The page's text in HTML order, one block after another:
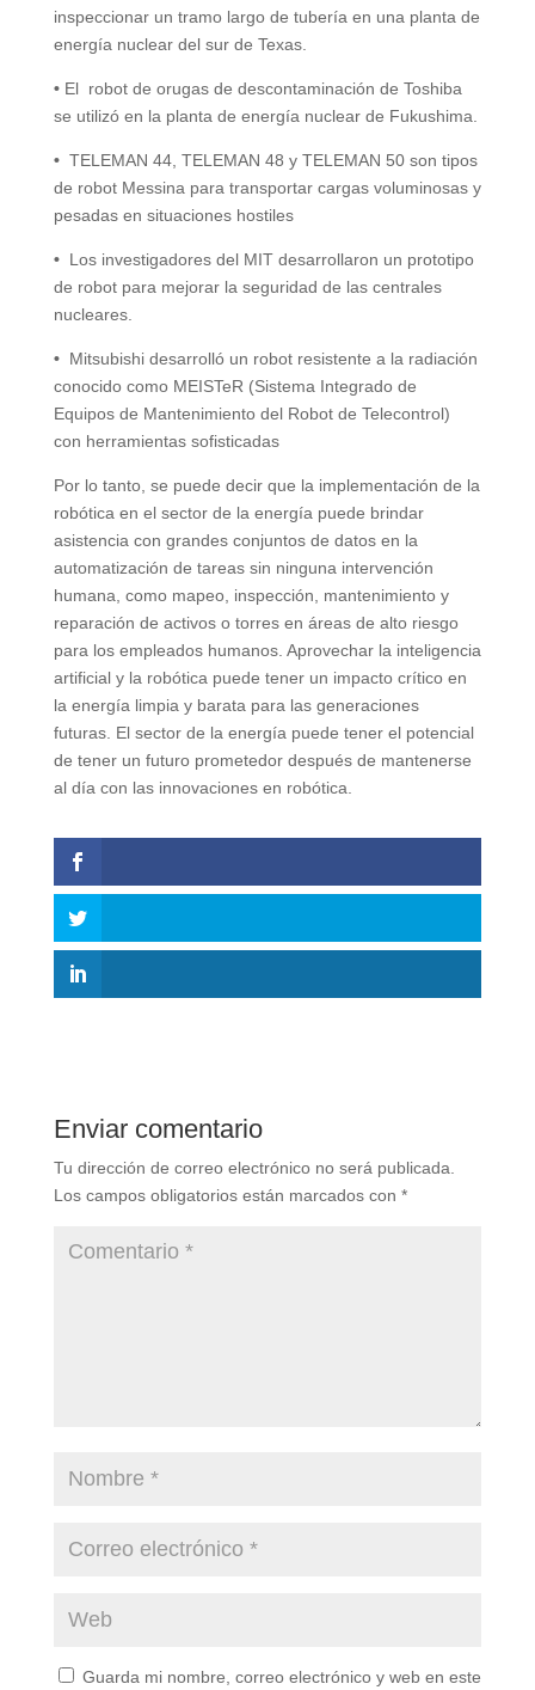
inspeccionar un tramo largo de tubería en una planta de
energía nuclear del sur de Texas.
• El robot de orugas de descontaminación de Toshiba
se utilizó en la planta de energía nuclear de Fukushima.
• TELEMAN 44, TELEMAN 48 y TELEMAN 50 son tipos
de robot Messina para transportar cargas voluminosas y
pesadas en situaciones hostiles
• Los investigadores del MIT desarrollaron un prototipo
de robot para mejorar la seguridad de las centrales
nucleares.
• Mitsubishi desarrolló un robot resistente a la radiación
conocido como MEISTeR (Sistema Integrado de
Equipos de Mantenimiento del Robot de Telecontrol)
con herramientas sofisticadas
Por lo tanto, se puede decir que la implementación de la
robótica en el sector de la energía puede brindar
asistencia con grandes conjuntos de datos en la
automatización de tareas sin ninguna intervención
humana, como mapeo, inspección, mantenimiento y
reparación de activos o torres en áreas de alto riesgo
para los empleados humanos. Aprovechar la inteligencia
artificial y la robótica puede tener un impacto crítico en
la energía limpia y barata para las generaciones
futuras. El sector de la energía puede tener el potencial
de tener un futuro prometedor después de mantenerse
al día con las innovaciones en robótica.
Enviar comentario
Tu dirección de correo electrónico no será publicada.
Los campos obligatorios están marcados con *
Guarda mi nombre, correo electrónico y web en este